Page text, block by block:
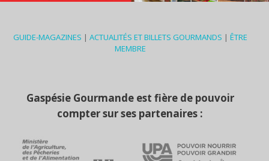
GUIDE-MAGAZINES | ACTUALITÉS ET BILLETS GOURMANDS | ÊTRE
MEMBRE
Gaspésie Gourmande est fière de pouvoir
compter sur ses partenaires :